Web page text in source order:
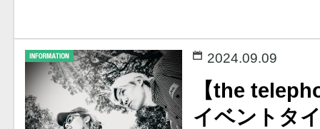
2024.09.09
【the
イベントタ